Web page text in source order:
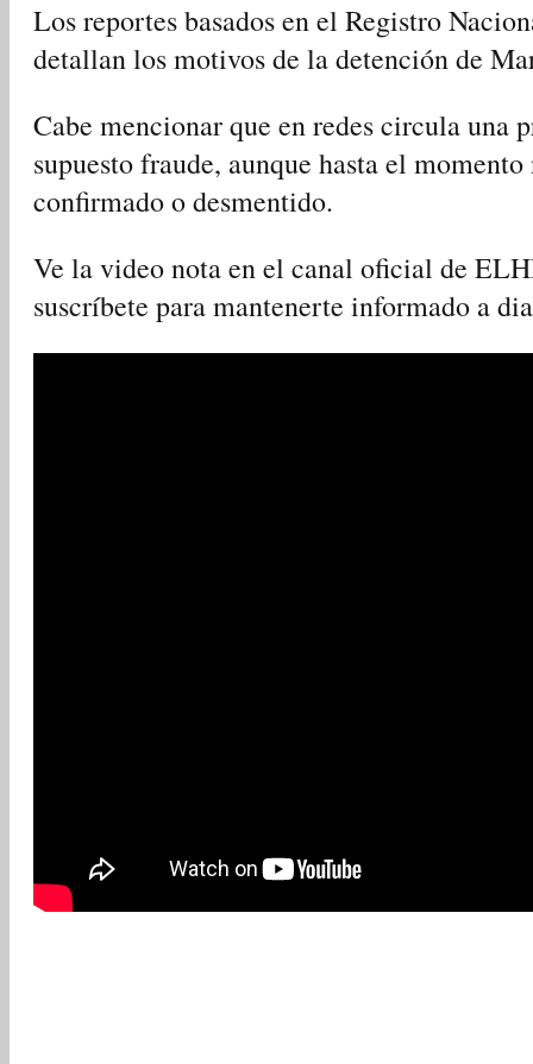
Los reportes basados en el Registro
detallan los motivos de la detención de
Cabe mencionar que en redes circula una
supuesto fraude, aunque hasta el
confirmado o desmentido.
Ve la video nota en el canal oficial de
suscríbete para mantenerte informado a